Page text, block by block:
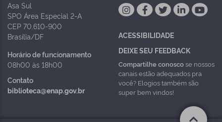
Asa Sul
SPO Área Especial 2-A
CEP 70.610-900
Brasília/DF
Horário de funcionamento
08h00 às 18h00
Contato
biblioteca@enap.gov.br
ACESSIBILIDADE
DEIXE SEU FEEDBACK
Compartilhe conoscose nossos
canais estão adequados pra
você? Elogios também são
super bem vindos!